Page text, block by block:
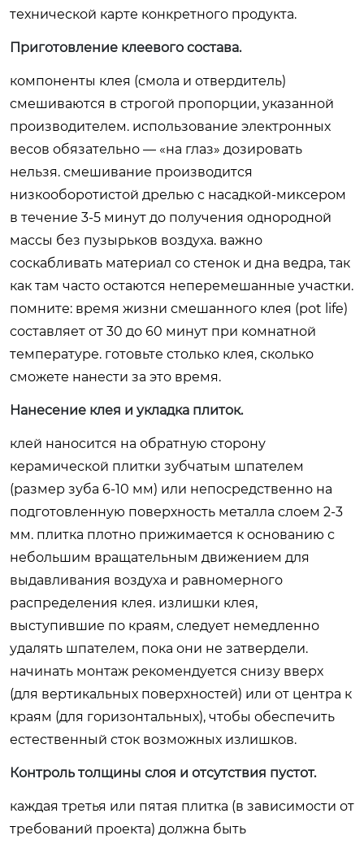
технической карте конкретного продукта.
Приготовление клеевого состава.
компоненты клея (смола и отвердитель)
смешиваются в строгой пропорции, указанной
производителем. использование электронных
весов обязательно — «на глаз» дозировать
нельзя. смешивание производится
низкооборотистой дрелью с насадкой-миксером
в течение 3-5 минут до получения однородной
массы без пузырьков воздуха. важно
соскабливать материал со стенок и дна ведра, так
как там часто остаются неперемешанные участки.
помните: время жизни смешанного клея (pot life)
составляет от 30 до 60 минут при комнатной
температуре. готовьте столько клея, сколько
сможете нанести за это время.
Нанесение клея и укладка плиток.
клей наносится на обратную сторону
керамической плитки зубчатым шпателем
(размер зуба 6-10 мм) или непосредственно на
подготовленную поверхность металла слоем 2-3
мм. плитка плотно прижимается к основанию с
небольшим вращательным движением для
выдавливания воздуха и равномерного
распределения клея. излишки клея,
выступившие по краям, следует немедленно
удалять шпателем, пока они не затвердели.
начинать монтаж рекомендуется снизу вверх
(для вертикальных поверхностей) или от центра к
краям (для горизонтальных), чтобы обеспечить
естественный сток возможных излишков.
Контроль толщины слоя и отсутствия пустот.
каждая третья или пятая плитка (в зависимости от
требований проекта) должна быть